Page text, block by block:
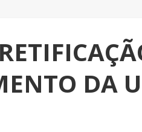
COM A NOVA LEI DO FRETE
SENA; PRÊMIO ACUMULA
DA